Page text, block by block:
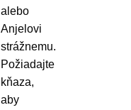
alebo
Anjelovi
strážnemu.
Požiadajte
kňaza,
aby